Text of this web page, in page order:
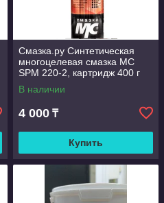
Смазка.ру Синтетическая
многоцелевая смазка МС
SPM 220-2, картридж 400 г
В наличии
4 000 ₸
Купить